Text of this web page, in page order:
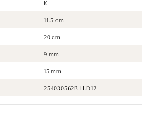
K
11.5 cm
20 cm
9 mm
15 mm
254030562B.H.D12